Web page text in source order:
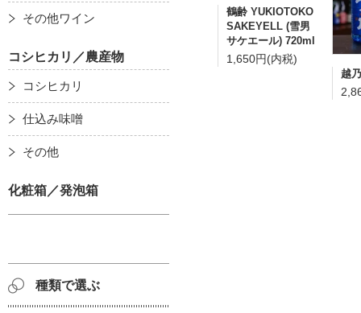
鶴齢 YUKIOTOKO
SAKEYELL (雪男
サケエール) 720ml
1,650円(内税)
越
その他ワイン
コシヒカリ／農産物
コシヒカリ
仕込み味噌
その他
化粧箱／発泡箱
種類で選ぶ